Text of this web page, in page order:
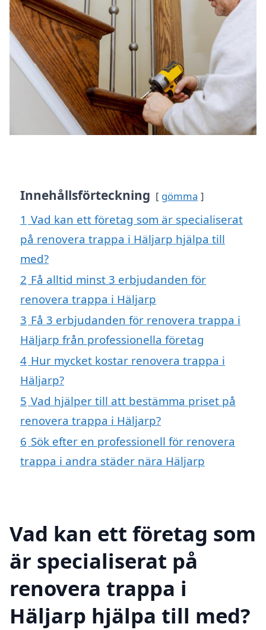
Innehållsförteckning gömma
1 Vad kan ett företag som är specialiserat
på renovera trappa i Häljarp hjälpa till
med?
2 Få alltid minst 3 erbjudanden för
renovera trappa i Häljarp
3 Få 3 erbjudanden för renovera trappa i
Häljarp från professionella företag
4 Hur mycket kostar renovera trappa i
Häljarp?
5 Vad hjälper till att bestämma priset på
renovera trappa i Häljarp?
6 Sök efter en professionell för renovera
trappa i andra städer nära Häljarp
Vad kan ett företag som
är specialiserat på
renovera trappa i
Häljarp hjälpa till med?